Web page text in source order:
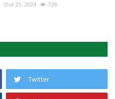
Out 21, 2024 728
Twitter